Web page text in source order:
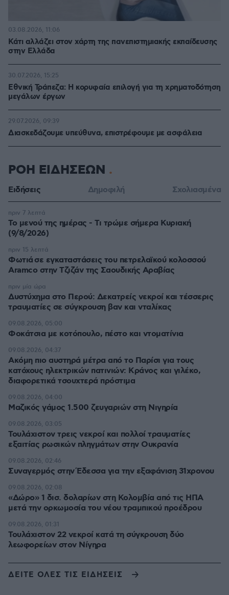
Κάτι αλλάζει στον χάρτη της πανεπιστημιακής εκπαίδευσης
στην Ελλάδα
03.08.2026, 11:06
Εθνική Τράπεζα: Η κορυφαία επιλογή για τη χρηματοδότηση
μεγάλων έργων
30.07.2026, 15:25
Διασκεδάζουμε υπεύθυνα, επιστρέφουμε με ασφάλεια
29.07.2026, 09:39
ΡΟΗ ΕΙΔΗΣΕΩΝ
Ειδήσεις Δημοφιλή Σχολιασμένα
Το μενού της ημέρας - Τι τρώμε σήμερα Κυριακή
(9/8/2026)
πριν 7 λεπτά
Φωτιά σε εγκαταστάσεις του πετρελαϊκού κολοσσού
Aramco στην Τζιζάν της Σαουδικής Αραβίας
πριν 15 λεπτά
Δυστύχημα στο Περού: Δεκατρείς νεκροί και τέσσερις
τραυματίες σε σύγκρουση βαν και νταλίκας
πριν μία ώρα
Φοκάτσια με κοτόπουλο, πέστο και ντοματίνια
09.08.2026, 05:00
Ακόμη πιο αυστηρά μέτρα από το Παρίσι για τους
κατόχους ηλεκτρικών πατινιών: Κράνος και γιλέκο,
διαφορετικά τσουχτερά πρόστιμα
09.08.2026, 04:37
Μαζικός γάμος 1.500 ζευγαριών στη Νιγηρία
09.08.2026, 04:00
Τουλάχιστον τρεις νεκροί και πολλοί τραυματίες
εξαιτίας ρωσικών πληγμάτων στην Ουκρανία
09.08.2026, 03:05
Συναγερμός στην Έδεσσα για την εξαφάνιση 31χρονου
09.08.2026, 02:46
«Δώρο» 1 δισ. δολαρίων στη Κολομβία από τις ΗΠΑ
μετά την ορκωμοσία του νέου τραμπικού προέδρου
09.08.2026, 02:08
Τουλάχιστον 22 νεκροί κατά τη σύγκρουση δύο
λεωφορείων στον Νίγηρα
09.08.2026, 01:31
ΔΕΙΤΕ ΟΛΕΣ ΤΙΣ ΕΙΔΗΣΕΙΣ